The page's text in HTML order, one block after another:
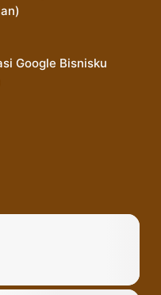
Google Bisnisku